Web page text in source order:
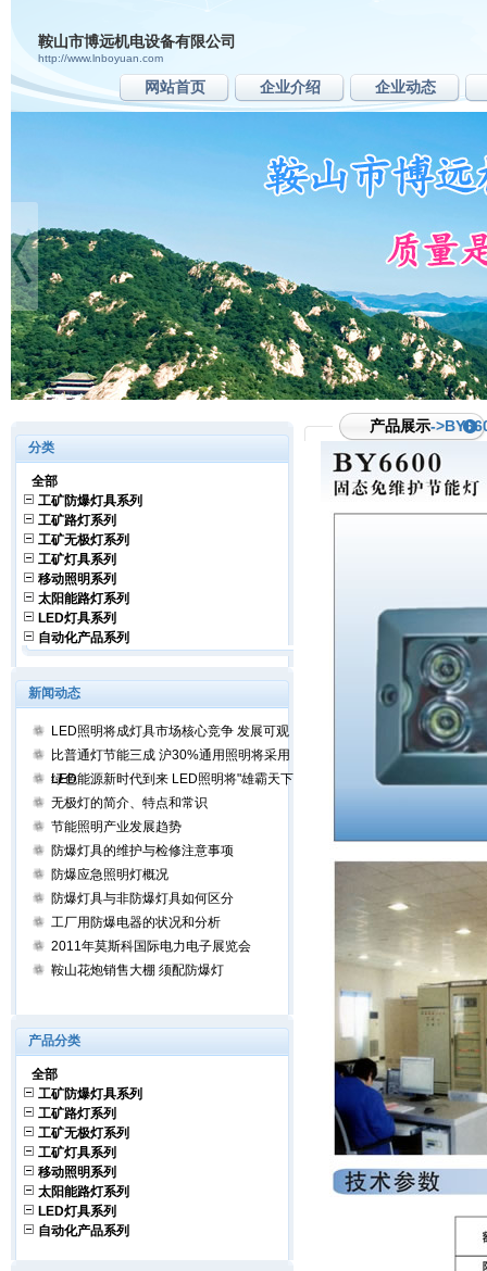
鞍山市博远机电设备有限公司
http://www.lnboyuan.com
网站首页 企业介绍 企业动态
分类
全部
工矿防爆灯具系列
工矿路灯系列
工矿无极灯系列
工矿灯具系列
移动照明系列
太阳能路灯系列
LED灯具系列
自动化产品系列
新闻动态
LED照明将成灯具市场核心竞争 发展可观
比普通灯节能三成 沪30%通用照明将采用
LED
绿色能源新时代到来 LED照明将"雄霸天下"
无极灯的简介、特点和常识
节能照明产业发展趋势
防爆灯具的维护与检修注意事项
防爆应急照明灯概况
防爆灯具与非防爆灯具如何区分
工厂用防爆电器的状况和分析
2011年莫斯科国际电力电子展览会
鞍山花炮销售大棚 须配防爆灯
产品分类
全部
工矿防爆灯具系列
工矿路灯系列
工矿无极灯系列
工矿灯具系列
移动照明系列
太阳能路灯系列
LED灯具系列
自动化产品系列
产品展示-